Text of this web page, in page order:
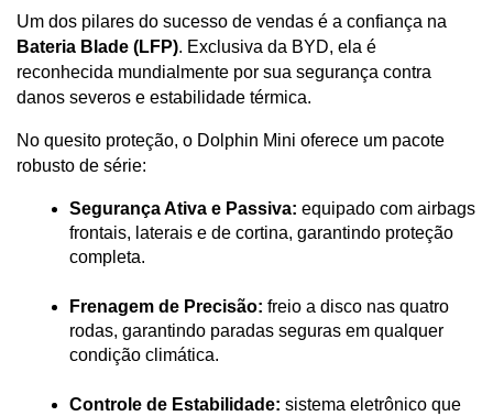
Bateria Blade (LFP). Exclusiva da BYD, ela é
reconhecida mundialmente por sua segurança contra
danos severos e estabilidade térmica.
No quesito proteção, o Dolphin Mini oferece um pacote
robusto de série:
Segurança Ativa e Passiva: equipado com airbags
frontais, laterais e de cortina, garantindo proteção
completa.
Frenagem de Precisão: freio a disco nas quatro
rodas, garantindo paradas seguras em qualquer
condição climática.
Controle de Estabilidade: sistema eletrônico que